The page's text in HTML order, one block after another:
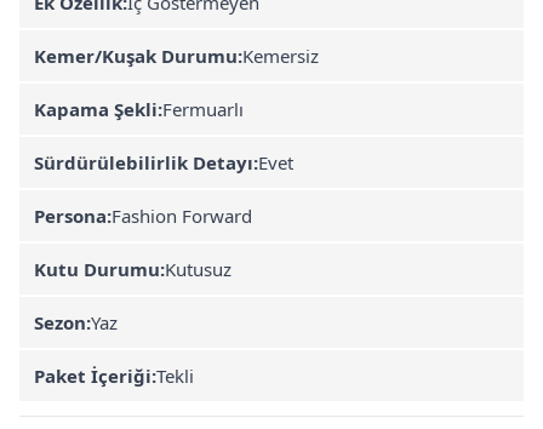
Kemer/Kuşak Durumu:Kemersiz
Kapama Şekli:Fermuarlı
Sürdürülebilirlik Detayı:Evet
Persona:Fashion Forward
Kutu Durumu:Kutusuz
Sezon:Yaz
Paket İçeriği:Tekli